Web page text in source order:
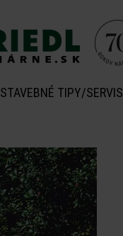
STAVEBNÉ TIPY/SERVIS